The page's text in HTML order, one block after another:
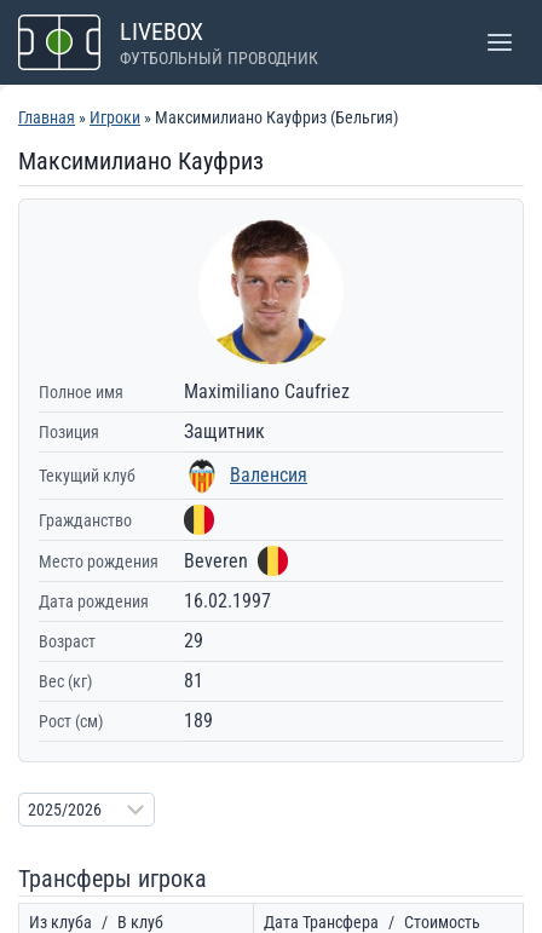
Перейти
содержимому
LIVEBOX
ФУТБОЛЬНЫЙ ПРОВОДНИК
Главная » Игроки » Максимилиано Кауфриз (Бельгия)
Максимилиано Кауфриз
Полное имя Maximiliano Caufriez
Позиция Защитник
Текущий клуб Валенсия
Гражданство
Место рождения Beveren
Дата рождения 16.02.1997
Возраст 29
Вес (кг) 81
Рост (см) 189
Трансферы игрока
Из клуба / В клуб Дата Трансфера / Стоимость